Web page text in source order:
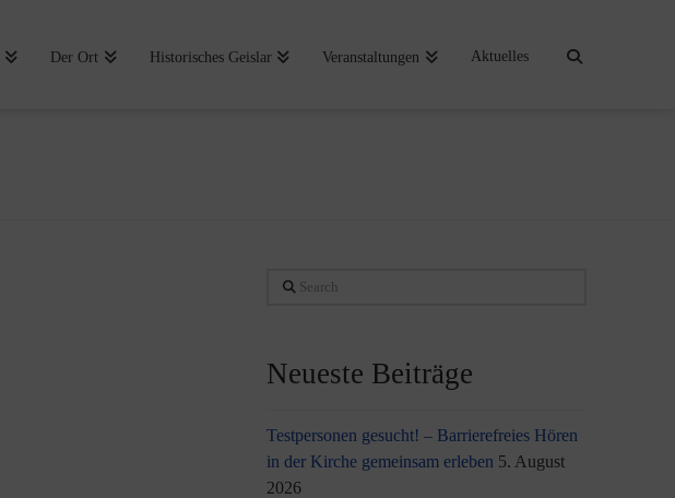
Der Ort Historisches Geislar Veranstaltungen Aktuelles
Search
Neueste Beiträge
Testpersonen gesucht! – Barrierefreies Hören
in der Kirche gemeinsam erleben 5. August
2026